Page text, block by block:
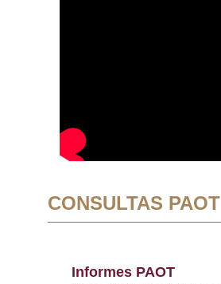
CONSULTAS PAOT
Informes PAOT